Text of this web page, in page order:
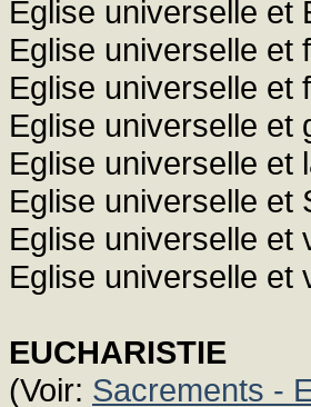
Eglise universelle
Eglise universelle
Eglise universelle
Eglise universelle
Eglise universelle et
Eglise universelle et
Eglise universelle
Eglise universelle et
EUCHARISTIE
(Voir: Sacrements -